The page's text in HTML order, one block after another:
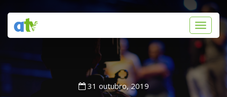
Toggle
31 outubro, 2019